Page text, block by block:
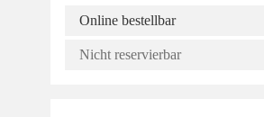
Online bestellbar
Nicht reservierbar